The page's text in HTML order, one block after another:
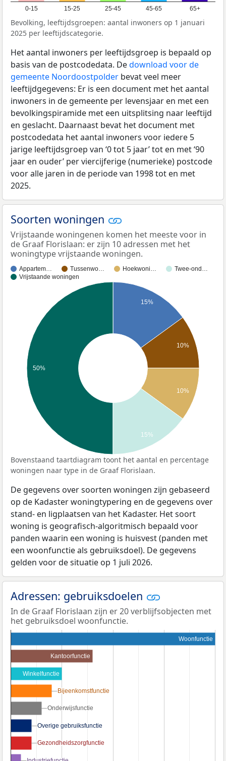
0-15 15-25 25-45 45-65 65+
Bevolking, leeftijdsgroepen: aantal inwoners op 1 januari
2025 per leeftijdscategorie.
Het aantal inwoners per leeftijdsgroep is bepaald op
basis van de postcodedata. Dedownload voor de
gemeente Noordoostpolder bevat veel meer
leeftijdgegevens: Er is een document met het aantal
inwoners in de gemeente per levensjaar en met een
bevolkingspiramide met een uitsplitsing naar leeftijd
en geslacht. Daarnaast bevat het document met
postcodedata het aantal inwoners voor iedere 5
jarige leeftijdsgroep van ‘0 tot 5 jaar’ tot en met ‘90
jaar en ouder’ per viercijferige (numerieke) postcode
voor alle jaren in de periode van 1998 tot en met
2025.
Soorten woningen
Vrijstaande woningenen komen het meeste voor in
de Graaf Florislaan: er zijn 10 adressen met het
woningtype vrijstaande woningen.
Appartem… Tussenwo… Hoekwoni…
Twee-ond…
Vrijstaande woningen
15%
10%
10%
50%
15%
Bovenstaand taartdiagram toont het aantal en percentage
woningen naar type in de Graaf Florislaan.
De gegevens over soorten woningen zijn gebaseerd
op de Kadaster woningtypering en de gegevens over
stand- en ligplaatsen van het Kadaster. Het soort
woning is geografisch-algoritmisch bepaald voor
panden waarin een woning is huisvest (panden met
een woonfunctie als gebruiksdoel). De gegevens
gelden voor de situatie op 1 juli 2026.
Adressen: gebruiksdoelen
In de Graaf Florislaan zijn er 20 verblijfsobjecten met
het gebruiksdoel woonfunctie.
Woonfunctie
Kantoorfunctie
Winkelfunctie
Bijeenkomstfunctie
Bijeenkomstfunctie
Onderwijsfunctie
Onderwijsfunctie
Overige gebruiksfunctie
Overige gebruiksfunctie
Gezondheidszorgfunctie
Gezondheidszorgfunctie